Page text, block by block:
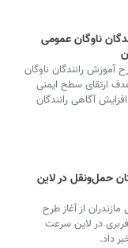
ناوگان عمومی
آموزش رانندگان ناوگان
ارتقای سطح ایمنی
آگاهی رانندگان
حمل‌ونقل در لاین
از آغاز طرح
در لاین سرعت
داد.